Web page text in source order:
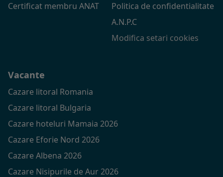
Certificat membru ANAT
Politica de confidentialitate
A.N.P.C
Modifica setari cookies
Vacante
Cazare litoral Romania
Cazare litoral Bulgaria
Cazare hoteluri Mamaia 2026
Cazare Eforie Nord 2026
Cazare Albena 2026
Cazare Nisipurile de Aur 2026